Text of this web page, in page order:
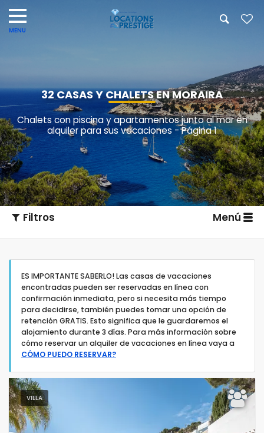
32 CASAS Y CHALETS EN MORAIRA
Chalets con piscina y apartamentos junto al mar en
alquiler para sus vacaciones - Página 1
Filtros Menú
Tipo de alojamiento
Personas
Dormitorios
ES IMPORTANTE SABERLO! Las casas de vacaciones
encontradas pueden ser reservadas en línea con
confirmación inmediata, pero si necesita más tiempo
para decidirse, también puedes tomar una opción de
retención GRATIS. Esto significa que le guardaremos el
alojamiento durante 3 días. Para más información sobre
cómo reservar un alquiler de vacaciones en línea vaya a
CÓMO PUEDO RESERVAR?
VILLA